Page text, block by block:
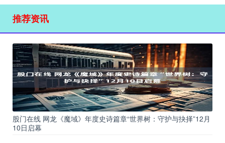
推荐资讯
股门在线 网龙《魔域》年度史诗篇章“世界树：守护与抉择”12月
10日启幕